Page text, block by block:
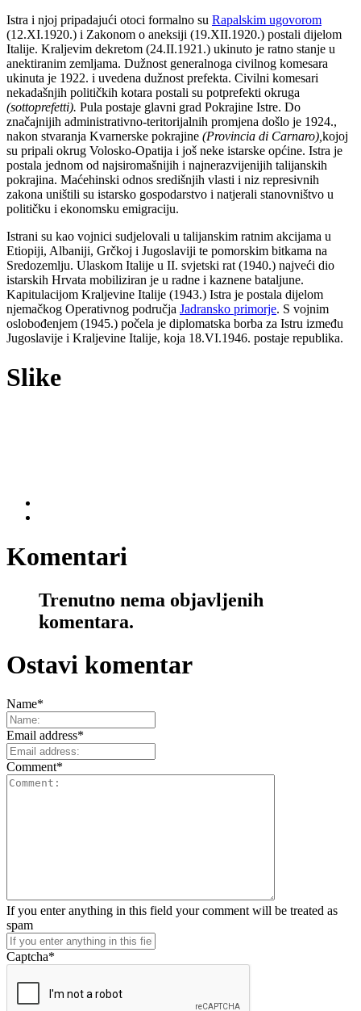
Istra i njoj pripadajući otoci formalno su Rapalskim ugovorom
(12.XI.1920.) i Zakonom o aneksiji (19.XII.1920.) postali dijelom
Italije. Kraljevim dekretom (24.II.1921.) ukinuto je ratno stanje u
anektiranim zemljama. Dužnost generalnoga civilnog komesara
ukinuta je 1922. i uvedena dužnost prefekta. Civilni komesari
nekadašnjih političkih kotara postali su potprefekti okruga
(sottoprefetti). Pula postaje glavni grad Pokrajine Istre. Do
značajnijih administrativno-teritorijalnih promjena došlo je 1924.,
nakon stvaranja Kvarnerske pokrajine (Provincia di Carnaro), kojoj
su pripali okrug Volosko-Opatija i još neke istarske općine. Istra je
postala jednom od najsiromašnijih i najnerazvijenijih talijanskih
pokrajina. Maćehinski odnos središnjih vlasti i niz represivnih
zakona uništili su istarsko gospodarstvo i natjerali stanovništvo u
političku i ekonomsku emigraciju.
Istrani su kao vojnici sudjelovali u talijanskim ratnim akcijama u
Etiopiji, Albaniji, Grčkoj i Jugoslaviji te pomorskim bitkama na
Sredozemlju. Ulaskom Italije u II. svjetski rat (1940.) najveći dio
istarskih Hrvata mobiliziran je u radne i kaznene bataljune.
Kapitulacijom Kraljevine Italije (1943.) Istra je postala dijelom
njemačkog Operativnog područja Jadransko primorje. S vojnim
oslobođenjem (1945.) počela je diplomatska borba za Istru između
Jugoslavije i Kraljevine Italije, koja 18.VI.1946. postaje republika.
Slike
Komentari
Trenutno nema objavljenih
komentara.
Ostavi komentar
Name*
Email address*
Comment*
If you enter anything in this field your comment will be treated as
spam
Captcha*